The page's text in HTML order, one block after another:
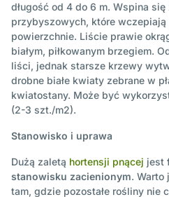
długość od 4 do 6 m. Wspina
przybyszowych, które
powierzchnie. Liście prawie
białym, piłkowanym brzegiem.
liści, jednak starsze krzewy
drobne białe kwiaty zebrane w
kwiatostany. Może być
(2-3 szt./m2).
Stanowisko i uprawa
Dużą zaletą hortensji pnącej jest
stanowisku zacienionym. Warto
tam, gdzie pozostałe rośliny nie